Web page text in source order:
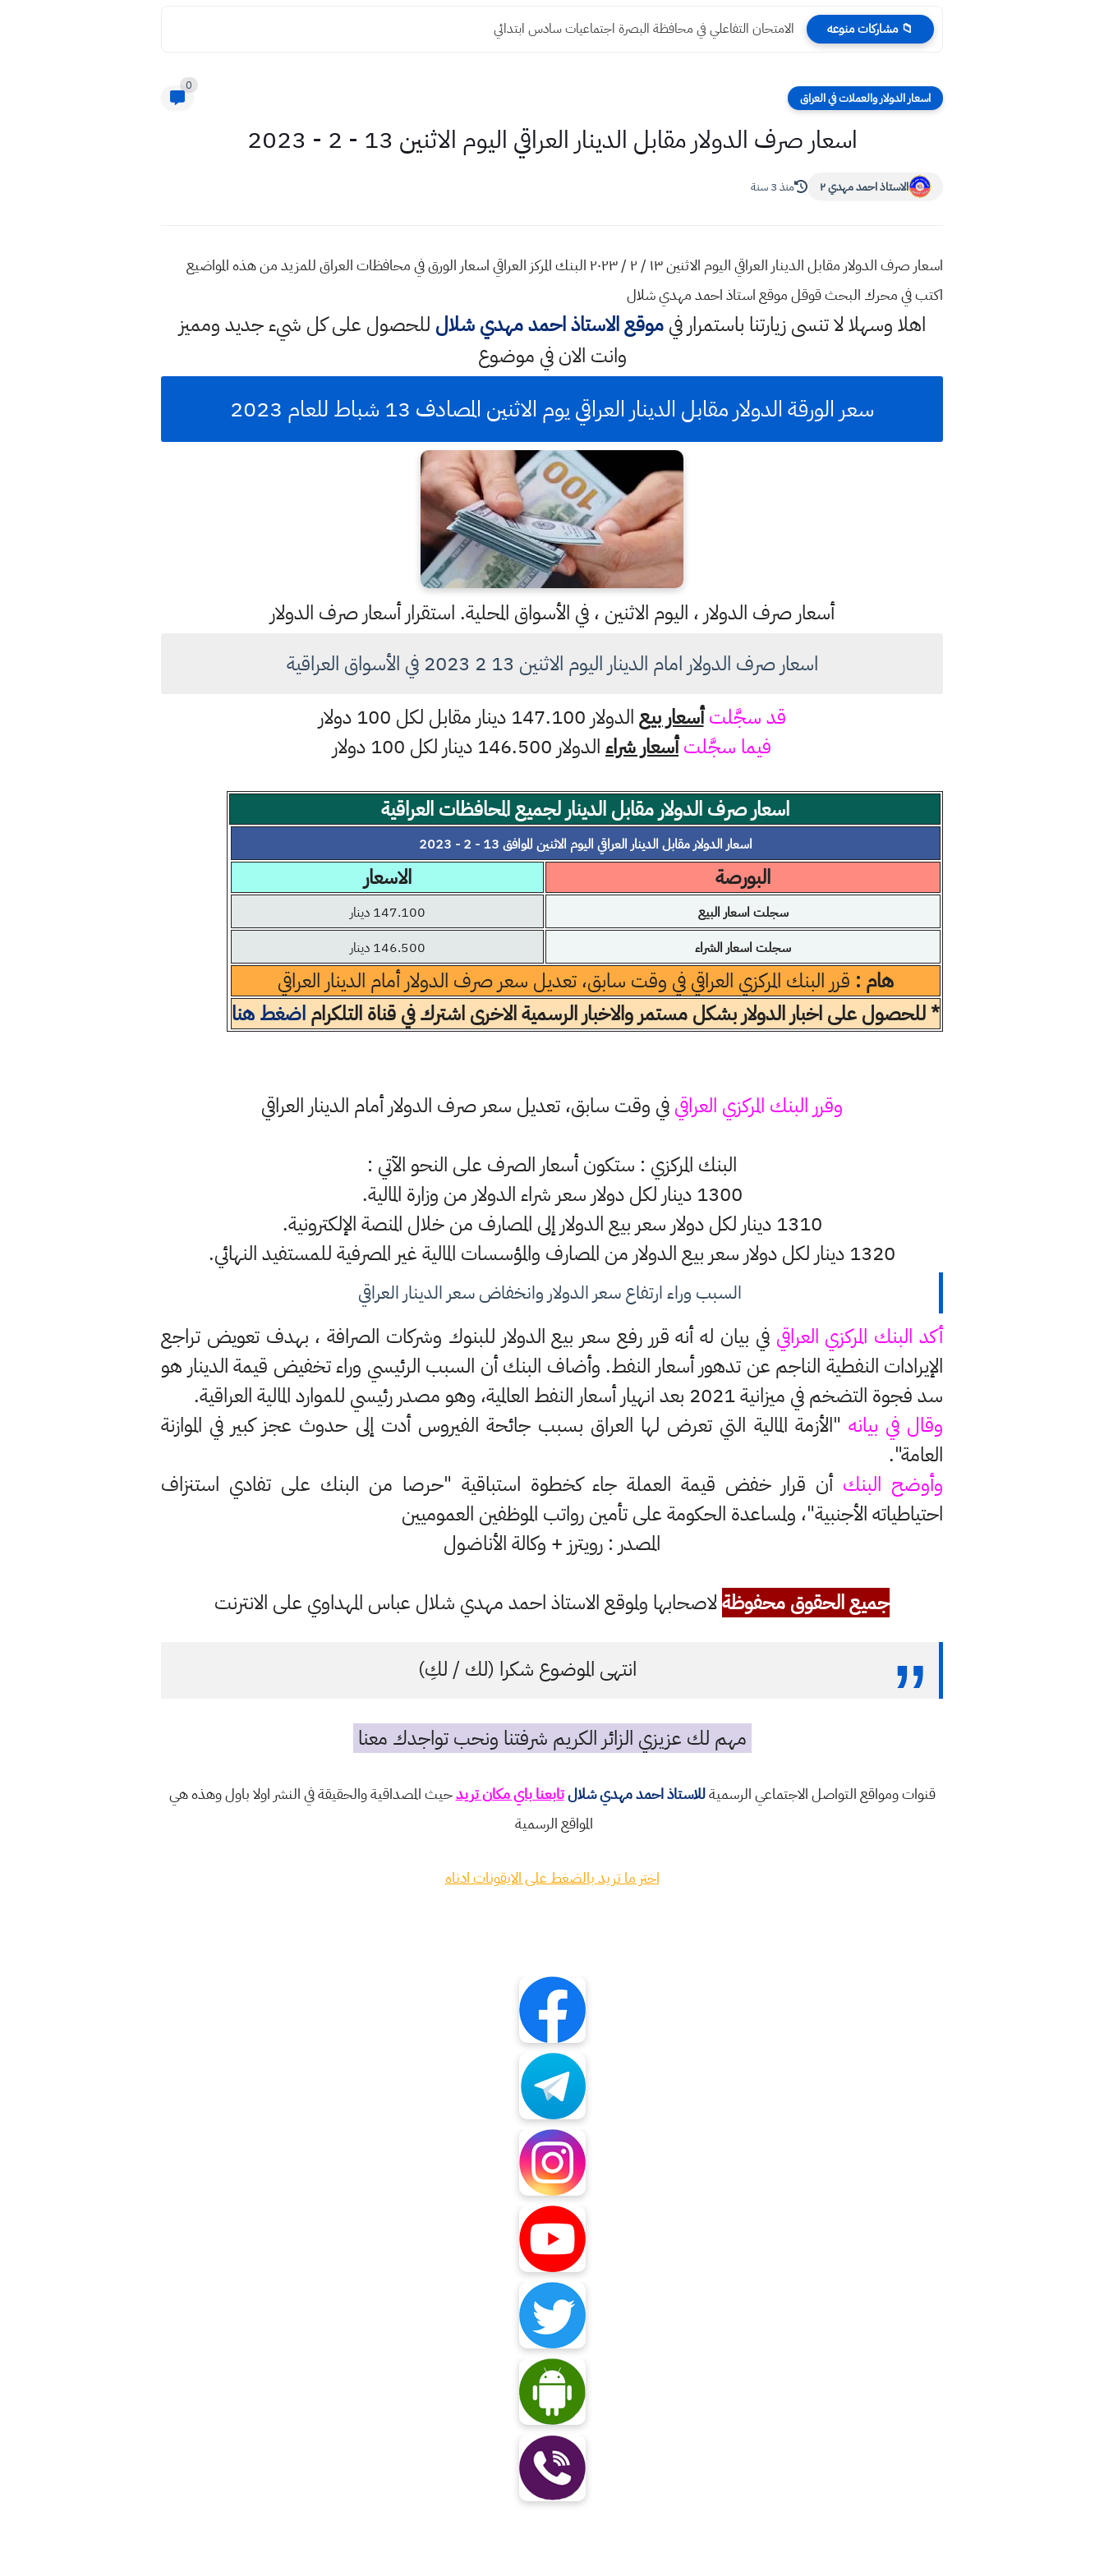
📁 مشاركات منوعه الامتحان التفاعلي في محافظة البصرة اجتماعيات سادس ابتدائي
اسعار الدولار والعملات في العراق
0
اسعار صرف الدولار مقابل الدينار العراقي اليوم الاثنين 13 - 2 - 2023
الاستاذ احمد مهدي ٢ منذ 3 سنة
اسعار صرف الدولار مقابل الدينار العراقي اليوم الاثنين ١٣ / ٢ / ٢٠٢٣ البنك المركز العراقي اسعار الورق في محافظات العراق للمزيد من هذه المواضيع
اكتب في محرك البحث قوقل موقع استاذ احمد مهدي شلال
اهلا وسهلالا تنسى زيارتنا باستمرار فيموقع الاستاذ احمد مهدي شلال للحصول على كل شيء جديد ومميز
وانت الان في موضوع
سعر الورقة الدولار مقابل الدينار العراقي يوم الاثنين المصادف 13 شباط للعام 2023
أسعار صرف الدولار ، اليوم الاثنين ، في الأسواق المحلية. استقرار أسعار صرف الدولار
اسعار صرف الدولار امام الدينار اليوم الاثنين 13 2 2023 في الأسواق العراقية
قد سجَّلت أسعار بيعالدولار 147.100 دينار مقابل لكل 100 دولار
فيما سجَّلتأسعار شراءالدولار 146.500 دينار لكل 100 دولار
اسعار صرف الدولار مقابل الدينار لجميع المحافظات العراقية
اسعار الدولار مقابل الدينار العراقي اليوم الاثنين الموافق 13 - 2 - 2023
البورصة الاسعار
سجلت اسعار البيع
147.100 دينار
سجلت اسعار الشراء
146.500 دينار
هام : قرر البنك المركزي العراقي في وقت سابق، تعديل سعر صرف الدولار أمام الدينار العراقي
* للحصول على اخبار الدولار بشكل مستمر والاخبار الرسمية الاخرى اشترك في قناة التلكراماضغط هنا
وقرر البنك المركزي العراقيفي وقت سابق، تعديل سعر صرف الدولار أمام الدينار العراقي
البنك المركزي : ستكون أسعار الصرف على النحو الآتي :
1300 دينار لكل دولار سعر شراء الدولار من وزارة المالية.
1310 دينار لكل دولار سعر بيع الدولار إلى المصارف من خلال المنصة الإلكترونية.
1320 دينار لكل دولار سعر بيع الدولار من المصارف والمؤسسات المالية غير المصرفية للمستفيد النهائي.
السبب وراء ارتفاع سعر الدولار وانخفاض سعر الدينار العراقي
أكد البنك المركزي العراقي في بيان له أنه قرر رفع سعر بيع الدولار للبنوك وشركات الصرافة ، بهدف تعويض تراجع
الإيرادات النفطية الناجم عن تدهور أسعار النفط. وأضاف البنك أن السبب الرئيسي وراء تخفيض قيمة الدينار هو
سد فجوة التضخم في ميزانية 2021 بعد انهيار أسعار النفط العالمية، وهو مصدر رئيسي للموارد المالية العراقية.
وقال في بيانه "الأزمة المالية التي تعرض لها العراق بسبب جائحة الفيروس أدت إلى حدوث عجز كبير في الموازنة
العامة".
وأوضح البنك أن قرار خفض قيمة العملة جاء كخطوة استباقية "حرصا من البنك على تفادي استنزاف
احتياطياته الأجنبية"، ولمساعدة الحكومة على تأمين رواتب الموظفين العموميين
المصدر : رويترز + وكالة الأناضول
جميع الحقوق محفوظةلاصحابها ولموقع الاستاذ احمد مهدي شلال عباس المهداوي على الانترنت
انتهى الموضوع شكرا (لك / لكِ)
مهم لك عزيزي الزائر الكريم شرفتنا ونحب تواجدك معنا
قنوات ومواقع التواصل الاجتماعي الرسميةللاستاذ احمد مهدي شلالتابعنا باي مكان تريدحيث المصداقية والحقيقة في النشر اولا باول وهذه هي
المواقع الرسمية
اختر ما تريد بالضغط على الايقونات ادناه